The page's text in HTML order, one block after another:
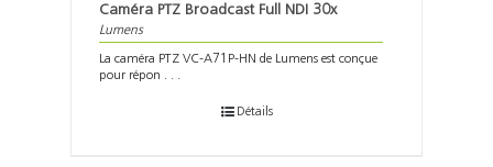
Caméra PTZ Broadcast Full NDI 30x
Lumens
La caméra PTZ VC-A71P-HN de Lumens est conçue
pour répon . . .
Détails